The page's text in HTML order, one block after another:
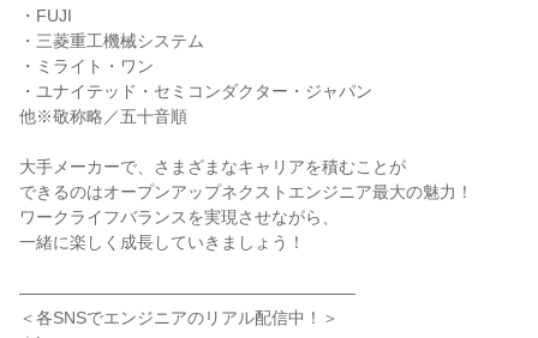
・FUJI
・三菱重工機械システム
・ミライト・ワン
・ユナイテッド・セミコンダクター・ジャパン
他※敬称略／五十音順
大手メーカーで、さまざまなキャリアを積むことが
できるのはオープンアップネクストエンジニア最大の魅力！
ワークライフバランスを実現させながら、
一緒に楽しく成長していきましょう！
――――――――――――――――――――
＜各SNSでエンジニアのリアル配信中！＞